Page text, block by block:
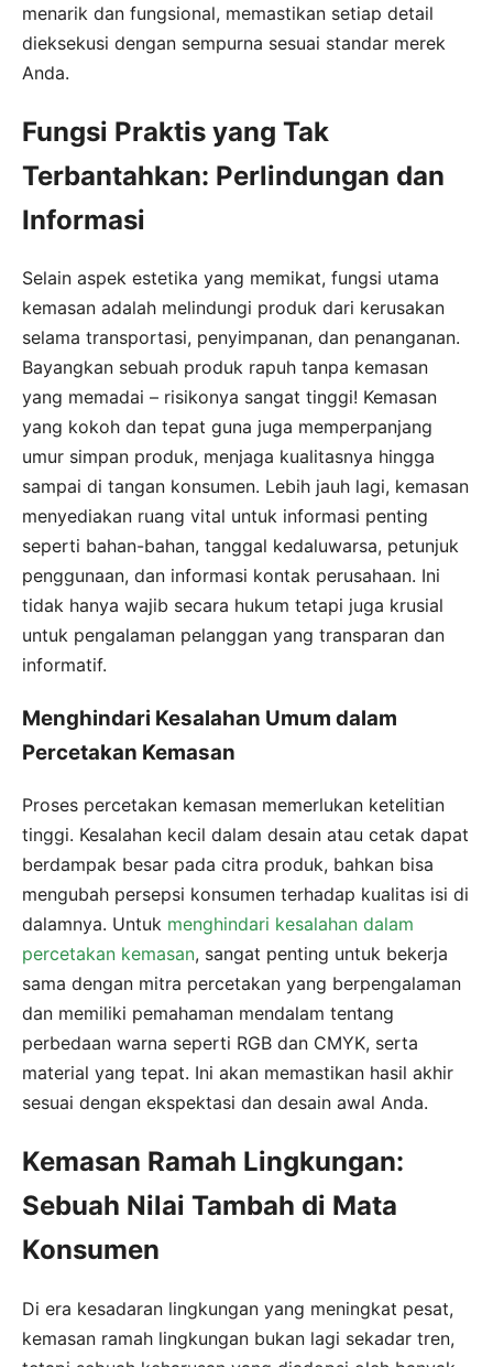
menarik dan fungsional, memastikan setiap detail
dieksekusi dengan sempurna sesuai standar merek
Anda.
Fungsi Praktis yang Tak
Terbantahkan: Perlindungan dan
Informasi
Selain aspek estetika yang memikat, fungsi utama
kemasan adalah melindungi produk dari kerusakan
selama transportasi, penyimpanan, dan penanganan.
Bayangkan sebuah produk rapuh tanpa kemasan
yang memadai – risikonya sangat tinggi! Kemasan
yang kokoh dan tepat guna juga memperpanjang
umur simpan produk, menjaga kualitasnya hingga
sampai di tangan konsumen. Lebih jauh lagi, kemasan
menyediakan ruang vital untuk informasi penting
seperti bahan-bahan, tanggal kedaluwarsa, petunjuk
penggunaan, dan informasi kontak perusahaan. Ini
tidak hanya wajib secara hukum tetapi juga krusial
untuk pengalaman pelanggan yang transparan dan
informatif.
Menghindari Kesalahan Umum dalam
Percetakan Kemasan
Proses percetakan kemasan memerlukan ketelitian
tinggi. Kesalahan kecil dalam desain atau cetak dapat
berdampak besar pada citra produk, bahkan bisa
mengubah persepsi konsumen terhadap kualitas isi di
dalamnya. Untuk menghindari kesalahan dalam
percetakan kemasan, sangat penting untuk bekerja
sama dengan mitra percetakan yang berpengalaman
dan memiliki pemahaman mendalam tentang
perbedaan warna seperti RGB dan CMYK, serta
material yang tepat. Ini akan memastikan hasil akhir
sesuai dengan ekspektasi dan desain awal Anda.
Kemasan Ramah Lingkungan:
Sebuah Nilai Tambah di Mata
Konsumen
Di era kesadaran lingkungan yang meningkat pesat,
kemasan ramah lingkungan bukan lagi sekadar tren,